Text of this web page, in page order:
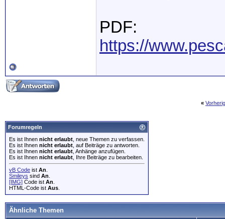
PDF:
https://
«
Forumregeln
Es ist Ihnen nicht erlaubt , neue Themen zu verfassen.
Es ist Ihnen nicht erlaubt , auf Beiträge zu antworten.
Es ist Ihnen nicht erlaubt , Anhänge anzufügen.
Es ist Ihnen nicht erlaubt , Ihre Beiträge zu bearbeiten.
vB Code ist An
Smileys sind An
[IMG] Code ist An
HTML-Code ist Aus
Ähnliche Themen